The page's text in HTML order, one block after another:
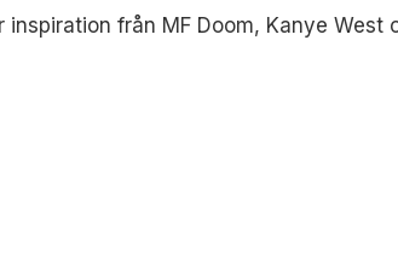
från MF Doom, Kanye West